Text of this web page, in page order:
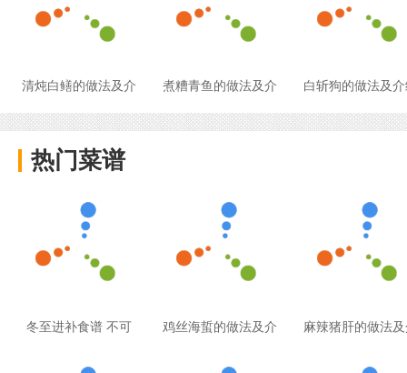
清炖白鳝的做法及介 煮糟青鱼的做法及介 白斩狗的做法及
热门菜谱
冬至进补食谱 不可 鸡丝海蜇的做法及介 麻辣猪肝的做法